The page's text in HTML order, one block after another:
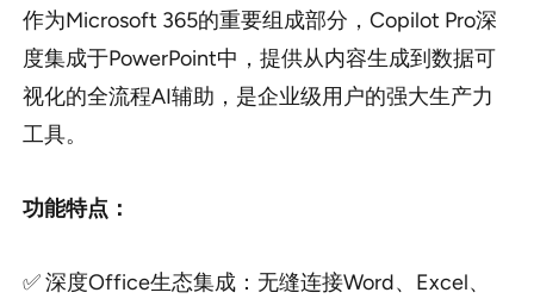
作为Microsoft 365的重要组成部分，Copilot Pro深
度集成于PowerPoint中，提供从内容生成到数据可
视化的全流程AI辅助，是企业级用户的强大生产力
工具。
功能特点：
✅ 深度Office生态集成：无缝连接Word、Excel、